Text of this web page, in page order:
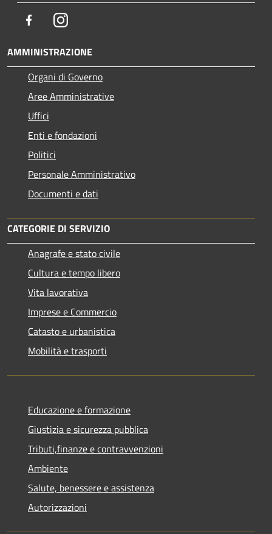
FacebookInstagram
AMMINISTRAZIONE
Organi di Governo
Aree Amministrative
Uffici
Enti e fondazioni
Politici
Personale Amministrativo
Documenti e dati
CATEGORIE DI SERVIZIO
Anagrafe e stato civile
Cultura e tempo libero
Vita lavorativa
Imprese e Commercio
Catasto e urbanistica
Mobilità e trasporti
Educazione e formazione
Giustizia e sicurezza pubblica
Tributi,finanze e contravvenzioni
Ambiente
Salute, benessere e assistenza
Autorizzazioni